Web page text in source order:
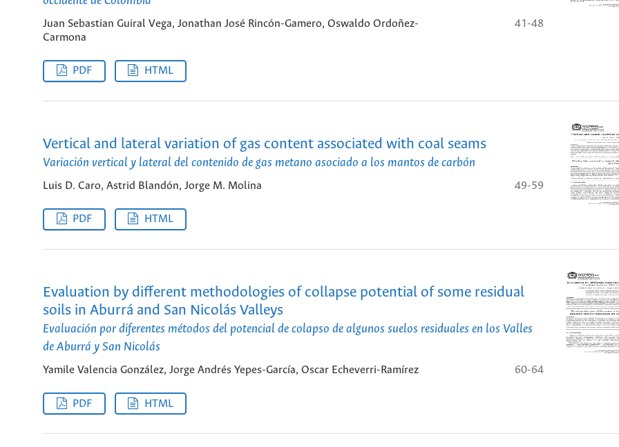
Juan Sebastian Guiral Vega, Jonathan José Rincón-Gamero, Oswaldo Ordoñez-
Carmona
41-48
PDF HTML
Vertical and lateral variation of gas content associated with coal seams
Variación vertical y lateral del contenido de gas metano asociado a los mantos de carbón
Luis D. Caro, Astrid Blandón, Jorge M. Molina 49-59
PDF HTML
Evaluation by different methodologies of collapse potential of some residual
soils in Aburrá and San Nicolás Valleys
Evaluación por diferentes métodos del potencial de colapso de algunos suelos residuales en los Valles
de Aburrá y San Nicolás
Yamile Valencia González, Jorge Andrés Yepes-García, Oscar Echeverri-Ramírez 60-64
PDF HTML